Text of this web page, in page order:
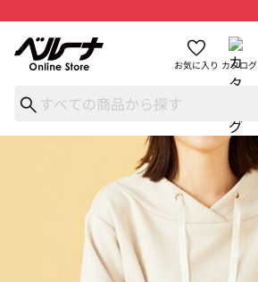
お気に入り カタログ